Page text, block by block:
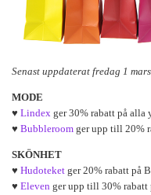
Senast uppdaterat fredag 1
MODE
♥ Lindex ger 30% rabatt på alla
♥ Bubbleroom ger upp till 20%
SKÖNHET
♥ Hudoteket ger 20% rabatt på
♥ Eleven ger upp till 30% rabatt